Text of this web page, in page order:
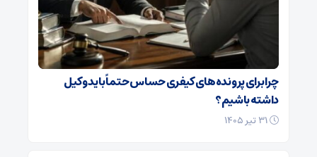
چرا برای پرونده‌های کیفری حساس حتماً باید وکیل
داشته باشیم؟